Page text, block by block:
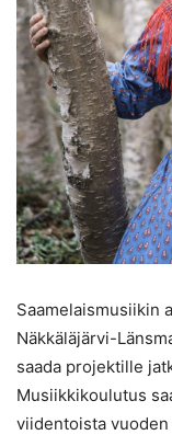
Saamelaismusiikin
Näkkäläjärvi-
saada projektille
Musiikkikoulutus
viidentoista